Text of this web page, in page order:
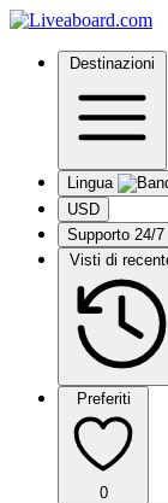
Destinazioni
Lingua
USD
Supporto 24/7
Visti di
Preferiti
0